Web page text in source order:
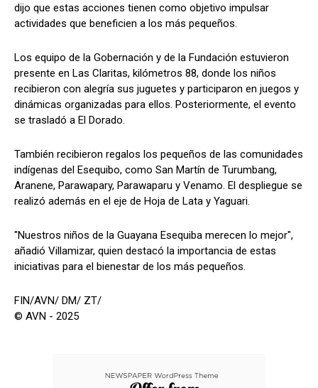
dijo que estas acciones tienen como objetivo impulsar
actividades que beneficien a los más pequeños.
Los equipo de la Gobernación y de la Fundación estuvieron
presente en Las Claritas, kilómetros 88, donde los niños
recibieron con alegría sus juguetes y participaron en juegos y
dinámicas organizadas para ellos. Posteriormente, el evento
se trasladó a El Dorado.
También recibieron regalos los pequeños de las comunidades
indígenas del Esequibo, como San Martín de Turumbang,
Aranene, Parawapary, Parawaparu y Venamo. El despliegue se
realizó además en el eje de Hoja de Lata y Yaguari.
"Nuestros niños de la Guayana Esequiba merecen lo mejor",
añadió Villamizar, quien destacó la importancia de estas
iniciativas para el bienestar de los más pequeños.
FIN/AVN/ DM/ ZT/
© AVN - 2025